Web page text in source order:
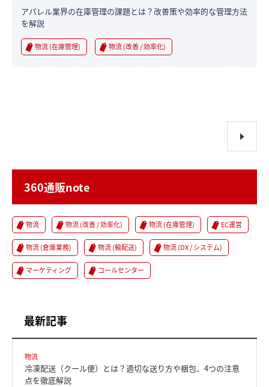
アパレル業界の在庫管理の課題とは？改善策や効率的な管理方法
を解説
物流 (在庫管理) 物流 (改善 / 効率化)
360通販note
物流 物流 (改善 / 効率化) 物流 (在庫管理) EC運営
物流 (倉庫業務) 物流 (輸配送) 物流 (DX / システム)
マーケティング コールセンター
最新記事
物流
冷凍配送（クール便）とは？適切な送り方や梱包、4つの注意
点を徹底解説